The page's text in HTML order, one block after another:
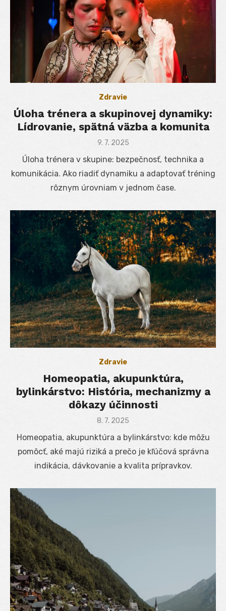
Zdravie
Úloha trénera a skupinovej dynamiky:
Lídrovanie, spätná väzba a komunita
Posted
9. 7. 2025
Úloha trénera v skupine: bezpečnosť, technika a
komunikácia. Ako riadiť dynamiku a adaptovať tréning
rôznym úrovniam v jednom čase.
Zdravie
Homeopatia, akupunktúra,
bylinkárstvo: História, mechanizmy a
dôkazy účinnosti
Posted
8. 7. 2025
Homeopatia, akupunktúra a bylinkárstvo: kde môžu
pomôcť, aké majú riziká a prečo je kľúčová správna
indikácia, dávkovanie a kvalita prípravkov.